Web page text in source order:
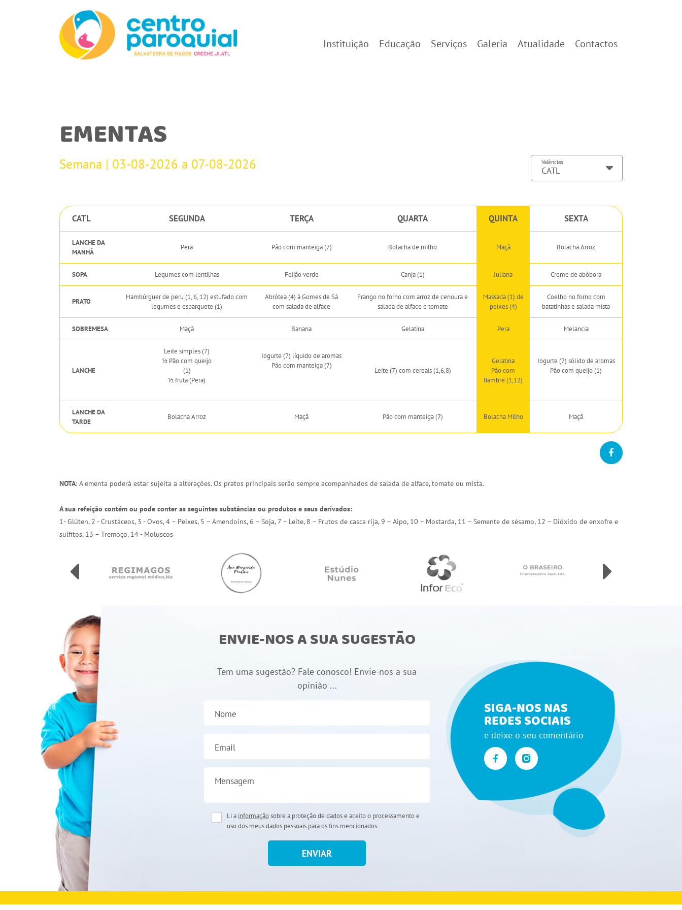
Instituição Educação Serviços Galeria Atualidade Contactos
EMENTAS
Semana | 03-08-2026 a 07-08-2026 Valências
CATL SEGUNDA TERÇA QUARTA QUINTA SEXTA
LANCHE DA
MANHÃ
Pera Pão com manteiga (7) Bolacha de milho Maçã Bolacha Arroz
SOPA Legumes com lentilhas Feijão verde Canja (1) Juliana Creme de abóbora
PRATO
Hambúrguer de peru (1, 6, 12) estufado com
legumes e esparguete (1)
Abrótea (4) à Gomes de Sá
com salada de alface
Frango no forno com arroz de cenoura e
salada de alface e tomate
Massada (1) de
peixes (4)
Coelho no forno com
batatinhas e salada mista
SOBREMESA Maçã Banana Gelatina Pera Melancia
LANCHE
Leite simples (7)
½ Pão com queijo
(1)
½ fruta (Pera)
Iogurte (7) líquido de aromas
Pão com manteiga (7)
Leite (7) com cereais (1,6,8)
Gelatina
Pão com
fiambre (1,12)
Iogurte (7) sólido de aromas
Pão com queijo (1)
LANCHE DA
TARDE
Bolacha Arroz Maçã Pão com manteiga (7) Bolacha Milho Maçã
NOTA: A ementa poderá estar sujeita a alterações. Os pratos principais serão sempre acompanhados de salada de alface, tomate ou mista.
A sua refeição contém ou pode conter as seguintes substâncias ou produtos e seus derivados:
1- Glúten, 2 - Crustáceos, 3 - Ovos, 4 – Peixes, 5 – Amendoins, 6 – Soja, 7 – Leite, 8 – Frutos de casca rija, 9 – Aipo, 10 – Mostarda, 11 – Semente de sésamo, 12 – Dióxido de enxofre e
sulfitos, 13 – Tremoço, 14 - Moluscos
ENVIE-NOS A SUA SUGESTÃO
Tem uma sugestão? Fale conosco! Envie-nos a sua
opinião ...
Nome
Email
Mensagem
Li a informaçãosobre a proteção de dados e aceito o processamento e
uso dos meus dados pessoais para os fins mencionados.
ENVIAR
SIGA-NOS NAS
REDES SOCIAIS
e deixe o seu comentário